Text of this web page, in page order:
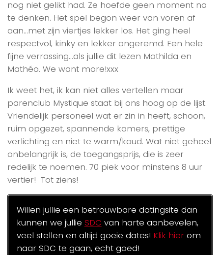
nog niet gelikt had. Ze hoefde geen moment na
te denken. Het spel begon weer van voren af
aan…met zijn viertjes lekker los. Het ging heel
respectvol, kinky en lekker ongeremd. Een hele
fijne verrassing…als jullie dit lezen Mathilda en
Mathéo. We want more!xxx
Ik weet het, ik kan niet alles vertellen maar
parenclub Mystique staat bij ons hoog op de lijst.
Vriendelijk personeel wat er zin in heeft, schoon,
ruim opgezet, spannende kamers, prettige
verlichting en niet te warm/koud. Wat niet geheel
onbelangrijk is, de toegangsprijs, die is zeer
redelijk te noemen. 70 piek voor minstens 8 uur
vertier! Tot ziens!
Willen jullie een betrouwbare datingsite dan
kunnen we jullie SDC van harte aanbevelen,
veel stellen en altijd goeie dates! Klik hierom
naar SDC te gaan, echt goed!